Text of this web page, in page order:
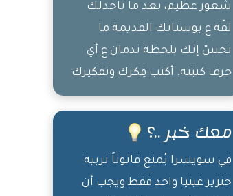
شعور عظيم، بعد ما تاخدلك
لفّة ع بوستاتك القديمة ما
تحسّ إنك بلحظة ندمان ع أي
حرف كتبته. أكتب فِكرك وتفكيرك
وبس، إفتح بوست جديد وجرّب
اكتافك وحاول تكتب شي مفيد،
شي مرّ عليك بيومك، معلومة
عرفتها، موقف صار معك أو
معك خبر ..؟
في سويسرا يُمنع قانوناً تربية
خنزير غينيا واحد فقط ويجب أن